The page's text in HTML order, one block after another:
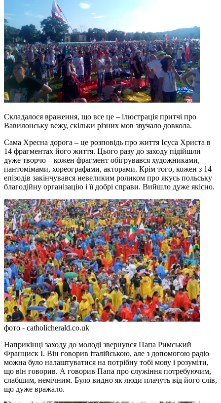
Складалося враження, що все це – ілюстрація притчі про
Вавилонську вежу, скільки різних мов звучало довкола.
Сама Хресна дорога – це розповідь про життя Ісуса Христа в
14 фрагментах його життя. Цього разу до заходу підійшли
дуже творчо – кожен фрагмент обігрувався художниками,
пантомімами, хореографами, акторами. Крім того, кожен з 14
епізодів закінчувався невеликим роликом про якусь польську
благодійну організацію і її добрі справи. Вийшло дуже якісно.
фото - catholicherald.co.uk
Наприкінці заходу до молоді звернувся Папа Римський
Франциск І. Він говорив італійською, але з допомогою радіо
можна було налаштуватися на потрібну тобі мову і розуміти,
що він говорив. А говорив Папа про служіння потребуючим,
слабшим, немічним. Було видно як люди плачуть від його слів,
що дуже вражало.